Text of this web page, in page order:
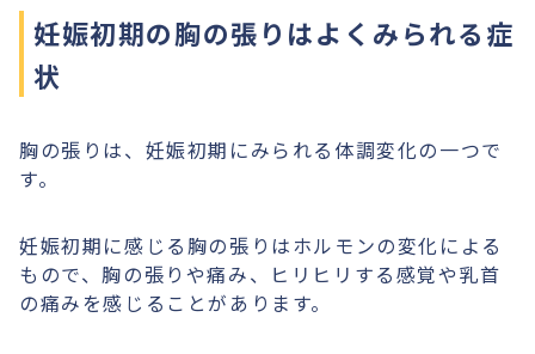
妊娠初期の胸の張りはよくみられる症
状
胸の張りは、妊娠初期にみられる体調変化の一つで
す。
妊娠初期に感じる胸の張りはホルモンの変化による
もので、胸の張りや痛み、ヒリヒリする感覚や乳首
の痛みを感じることがあります。